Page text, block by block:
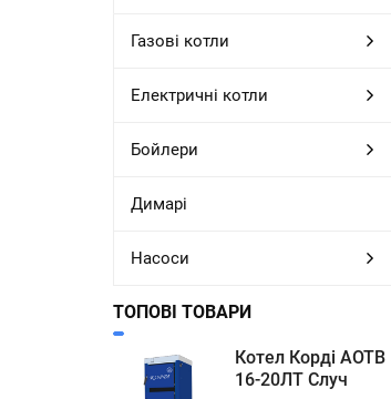
Газові котли
Електричні котли
Бойлери
Димарі
Насоси
ТОПОВІ ТОВАРИ
Котел Корді АОТВ
16-20ЛТ Случ